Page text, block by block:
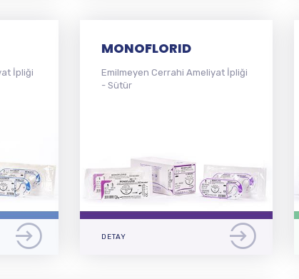
İpliği
MONOFLORID
Emilmeyen Cerrahi Ameliyat İpliği
- Sütür
DETAY